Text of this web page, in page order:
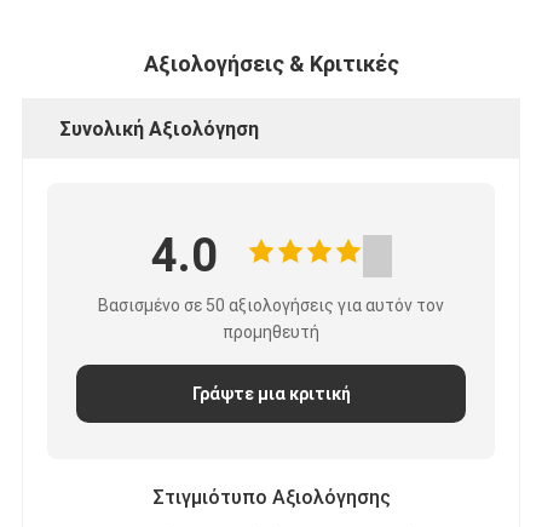
Αξιολογήσεις & Κριτικές
Συνολική Αξιολόγηση
4.0
Βασισμένο σε 50 αξιολογήσεις για αυτόν τον
προμηθευτή
Γράψτε μια κριτική
Στιγμιότυπο Αξιολόγησης